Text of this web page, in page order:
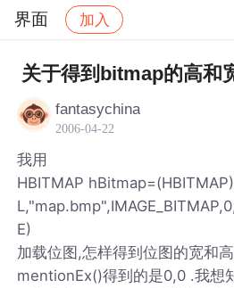
界面 加入
社区 界面 帖子详情
关于得到bitmap的高和
fantasychina
2006-04-22
我用
HBITMAP
E)
加载位图,怎样得到位图的宽和
mentionEx()得到的是0,0 .我想